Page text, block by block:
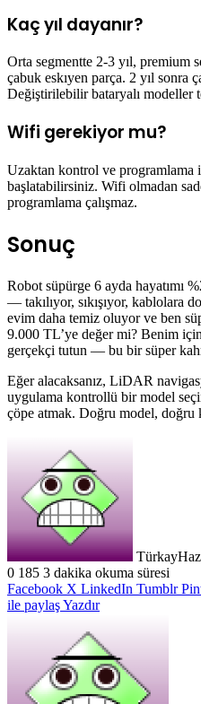
Kaç yıl dayanır?
Orta segmentte 2-3 yıl, premium
çabuk eskıyen parça. 2 yıl sonra
Değiştirilebilir bataryalı modeller
Wifi gerekiyor mu?
Uzaktan kontrol ve programlama
başlatabilirsiniz. Wifi olmadan
programlama çalışmaz.
Sonuç
Robot süpürge 6 ayda hayatımı
— takılıyor, sıkışıyor, kablolara
evim daha temiz oluyor ve ben
9.000 TL’ye değer mi? Benim
gerçekçi tutun — bu bir süper
Eğer alacaksanız, LiDAR
uygulama kontrollü bir model
çöpe atmak. Doğru model, doğru
Türkay
0 185 3 dakika okuma süresi
Facebook X LinkedIn Tumblr
ile paylaşYazdır